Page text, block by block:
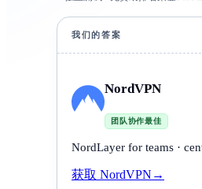
我们的答案
NordVPN
团队协作最佳
NordLayer for teams ·
获取 NordVPN →